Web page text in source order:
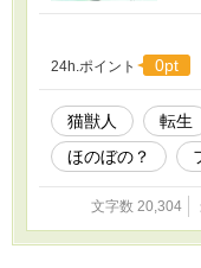
嬉し
表紙
ご
24h.ポイント 0pt
猫獣人 転生
ほのぼの？
文字数 20,304